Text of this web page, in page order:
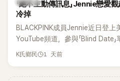
K-POP
「絕不主動傳訊息」Jennie戀愛
冷掉
BLACKPINK成員Jennie近日登上
YouTube頻道，參與「Blind Date
Bennett大聊感情話題，從挑選
K氏鄉民 1 天前